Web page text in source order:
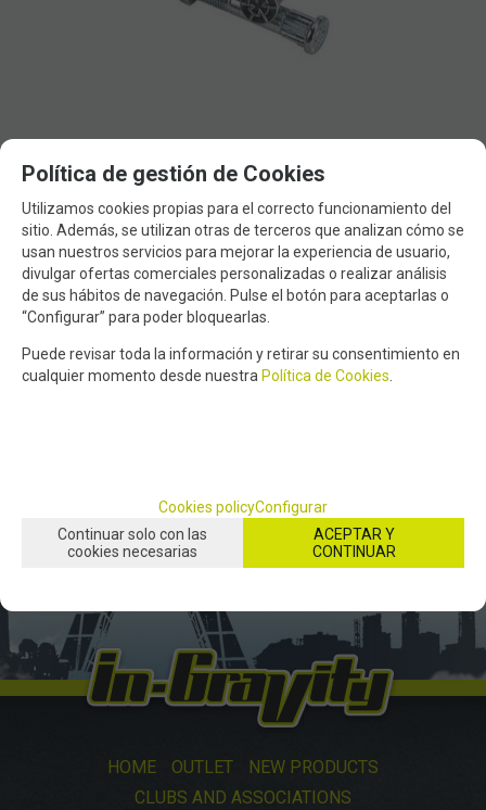
2,50 €
21.00% VAT included
showing1to the4of 4
HOME OUTLET
NEW PRODUCTS
CLUBS AND ASSOCIATIONS
Política de gestión de Cookies
Utilizamos cookies propias para el correcto funcionamiento del
sitio. Además, se utilizan otras de terceros que analizan cómo se
usan nuestros servicios para mejorar la experiencia de usuario,
divulgar ofertas comerciales personalizadas o realizar análisis
de sus hábitos de navegación. Pulse el botón para aceptarlas o
“Configurar” para poder bloquearlas.
Puede revisar toda la información y retirar su consentimiento en
cualquier momento desde nuestra Política de Cookies
Cookies policyConfigurar
Continuar solo con las
cookies necesarias
ACEPTAR Y
CONTINUAR